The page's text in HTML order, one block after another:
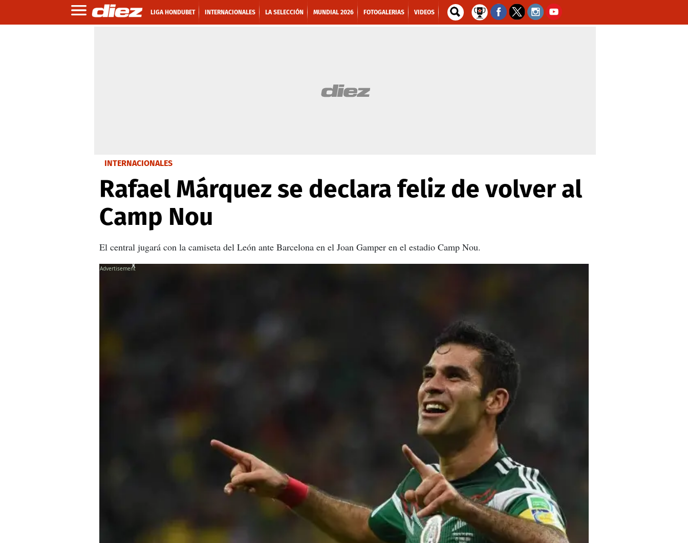
LIGA HONDUBET INTERNACIONALES LA SELECCIÓN MUNDIAL 2026 FOTOGALERIAS VIDEOS
INTERNACIONALES
Rafael Márquez se declara feliz de volver al
Camp Nou
El central jugará con la camiseta del León ante Barcelona en el Joan Gamper en el estadio Camp Nou.
X